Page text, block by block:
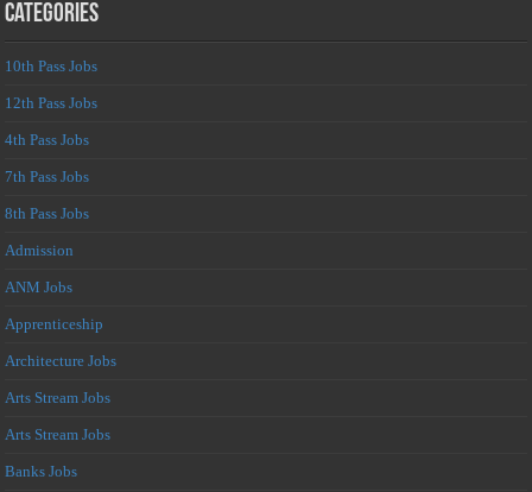
Categories
10th Pass Jobs
12th Pass Jobs
4th Pass Jobs
7th Pass Jobs
8th Pass Jobs
Admission
ANM Jobs
Apprenticeship
Architecture Jobs
Arts Stream Jobs
Arts Stream Jobs
Banks Jobs